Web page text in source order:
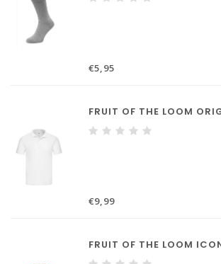
€5,95
FRUIT OF THE LOOM
€9,99
FRUIT OF THE LOOM